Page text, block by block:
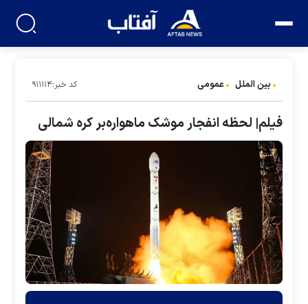
بین الملل عمومی کد خبر:۹۱۱۱۱۴
فیلم| لحظه انفجار موشک ماهواره‌بر کره شمالی